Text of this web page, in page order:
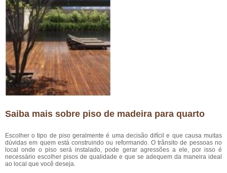
Saiba mais sobre piso de madeira para quarto
Escolher o tipo de piso geralmente é uma decisão difícil e que causa muitas
dúvidas em quem está construindo ou reformando. O trânsito de pessoas no
local onde o piso será instalado, pode gerar agressões a ele, por isso é
necessário escolher pisos de qualidade e que se adequem da maneira ideal
ao local que você deseja.